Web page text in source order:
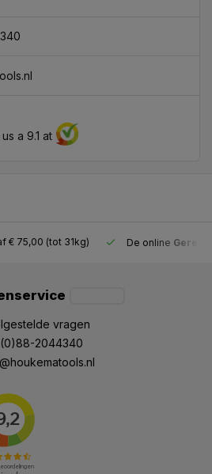
a 9.1 at
€ 75,00 (tot 31kg) De online
vragen
(0)88-2044340